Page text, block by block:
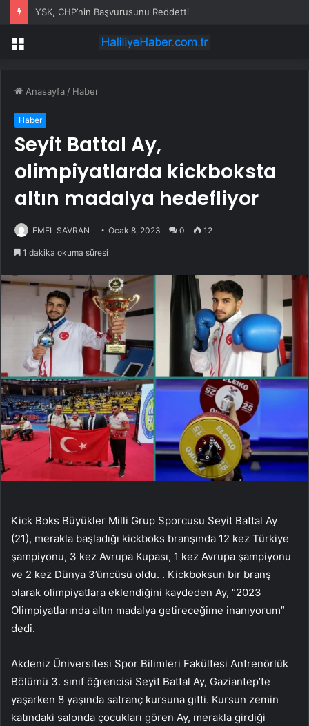
YSK, CHP’nin Başvurusunu Reddetti
Menü
Anasayfa / Haber
Haber
Seyit Battal Ay,
olimpiyatlarda kickboksta
altın madalya hedefliyor
EMEL SAVRAN Ocak 8, 2023 0 12
1 dakika okuma süresi
Kick Boks Büyükler Milli Grup Sporcusu Seyit Battal Ay
(21), merakla başladığı kickboks branşında 12 kez Türkiye
şampiyonu, 3 kez Avrupa Kupası, 1 kez Avrupa şampiyonu
ve 2 kez Dünya 3’üncüsü oldu. . Kickboksun bir branş
olarak olimpiyatlara eklendiğini kaydeden Ay, “2023
Olimpiyatlarında altın madalya getireceğime inanıyorum”
dedi.
Akdeniz Üniversitesi Spor Bilimleri Fakültesi Antrenörlük
Bölümü 3. sınıf öğrencisi Seyit Battal Ay, Gaziantep’te
yaşarken 8 yaşında satranç kursuna gitti. Kursun zemin
katındaki salonda çocukları gören Ay, merakla girdiği